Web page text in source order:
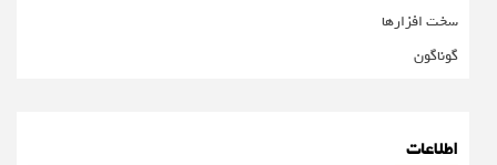
سخت افزارها
گوناگون
اطلاعات